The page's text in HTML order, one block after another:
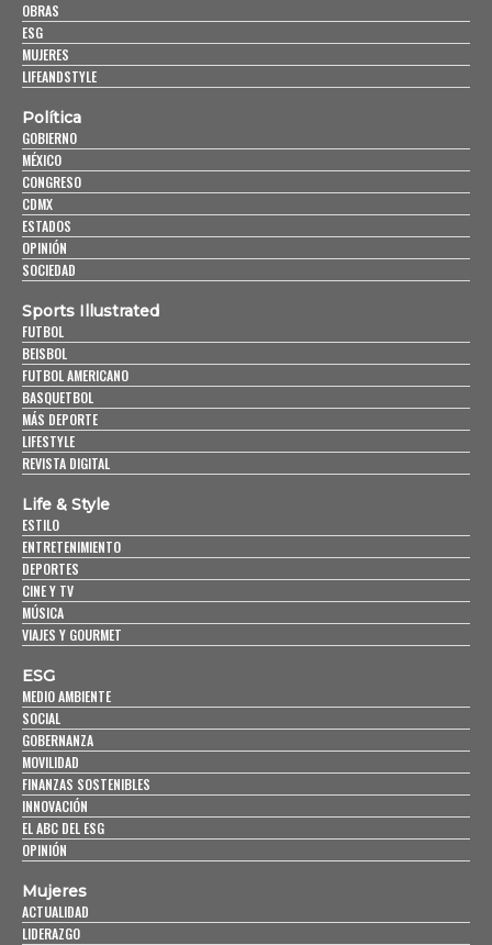
OBRAS
ESG
MUJERES
LIFEANDSTYLE
Política
GOBIERNO
MÉXICO
CONGRESO
CDMX
ESTADOS
OPINIÓN
SOCIEDAD
Sports Illustrated
FUTBOL
BEISBOL
FUTBOL AMERICANO
BASQUETBOL
MÁS DEPORTE
LIFESTYLE
REVISTA DIGITAL
Life & Style
ESTILO
ENTRETENIMIENTO
DEPORTES
CINE Y TV
MÚSICA
VIAJES Y GOURMET
ESG
MEDIO AMBIENTE
SOCIAL
GOBERNANZA
MOVILIDAD
FINANZAS SOSTENIBLES
INNOVACIÓN
EL ABC DEL ESG
OPINIÓN
Mujeres
ACTUALIDAD
LIDERAZGO